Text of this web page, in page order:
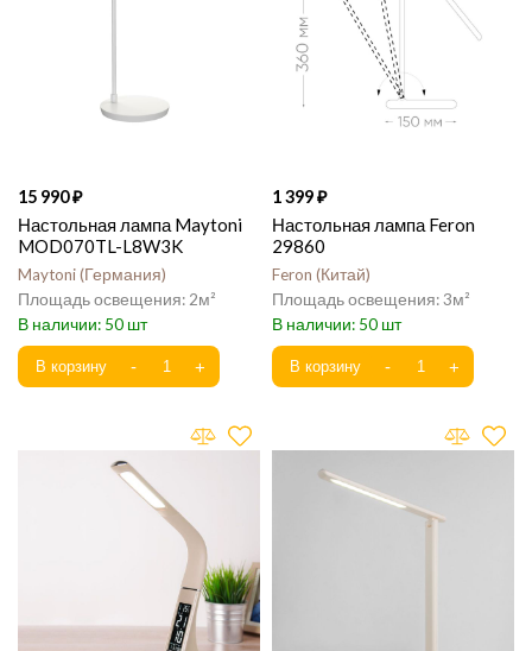
15 990
Настольная лампа Maytoni
MOD070TL-L8W3K
Maytoni Германия
2
50
1 399
Настольная лампа Feron
29860
Feron Китай
3
50